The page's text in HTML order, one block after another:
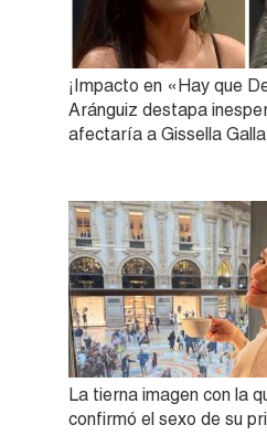
¡Impacto en «Hay que
Aránguiz destapa
afectaría a Gissella
La tierna imagen con la
confirmó el sexo de su